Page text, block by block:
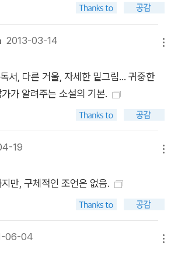
2013-03-14
서, 다른 거울, 자세한 밑그림... 귀중한
가 알려주는 소설의 기본.
19
만, 구체적인 조언은 없음.
06-04